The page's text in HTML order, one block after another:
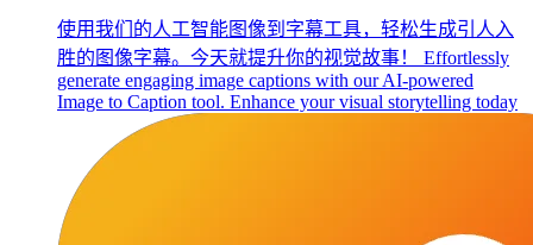
使用我们的人工智能图像到字幕工具，轻松生成引人入
胜的图像字幕。今天就提升你的视觉故事！ Effortlessly
generate engaging image captions with our AI-powered
Image to Caption tool. Enhance your visual storytelling today